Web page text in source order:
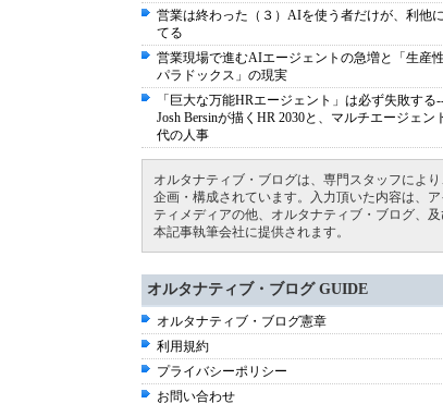
営業は終わった（３）AIを使う者だけが、利他
てる
営業現場で進むAIエージェントの急増と「生産
パラドックス」の現実
「巨大な万能HRエージェント」は必ず失敗する
Josh Bersinが描くHR 2030と、マルチエージェン
代の人事
オルタナティブ・ブログは、専門スタッフにより
企画・構成されています。入力頂いた内容は、ア
ティメディアの他、オルタナティブ・ブログ、
本記事執筆会社に提供されます。
オルタナティブ・ブログ GUIDE
オルタナティブ・ブログ憲章
利用規約
プライバシーポリシー
お問い合わせ